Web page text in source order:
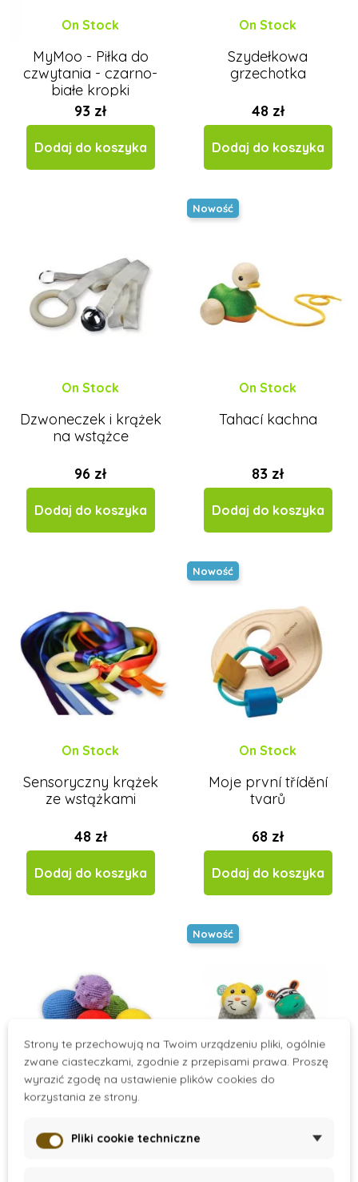
On Stock
MyMoo - Piłka do
czwytania - czarno-
białe kropki
93 zł
Dodaj do koszyka
On Stock
Szydełkowa
grzechotka
48 zł
Dodaj do koszyka
On Stock
Dzwoneczek i krążek
na wstążce
96 zł
Dodaj do koszyka
Nowość
On Stock
Tahací kachna
83 zł
Dodaj do koszyka
On Stock
Sensoryczny krążek
ze wstążkami
48 zł
Dodaj do koszyka
Nowość
On Stock
Moje první třídění
tvarů
68 zł
Dodaj do koszyka
Szydełkowe kulki
Nowość
Strony te przechowują na Twoim urządzeniu pliki, ogólnie
zwane ciasteczkami, zgodnie z przepisami prawa. Proszę
wyrazić zgodę na ustawienie plików cookies do
korzystania ze strony.
Pliki cookie techniczne